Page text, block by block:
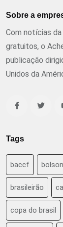
Sobre a
Com notícias
gratuitos, o
publicação
Unidos da
Tags
baccf
brasileirão
copa do brasil